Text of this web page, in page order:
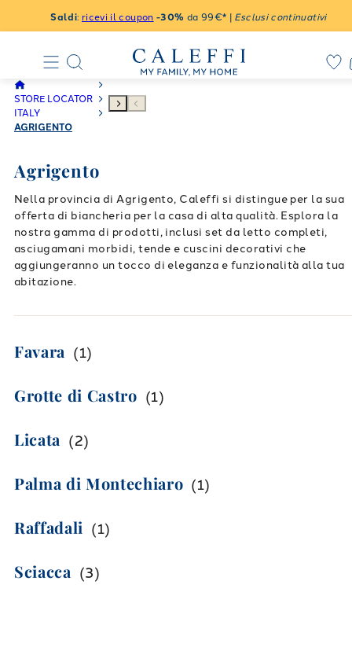
Saldi: ricevi il coupon -30% da 99€* | Esclusi continuativi
STORE LOCATOR
ITALY
AGRIGENTO
Agrigento
Nella provincia di Agrigento, Caleffi si distingue per la sua
offerta di biancheria per la casa di alta qualità. Esplora la
nostra gamma di prodotti, inclusi set da letto completi,
asciugamani morbidi, tende e cuscini decorativi che
aggiungeranno un tocco di eleganza e funzionalità alla tua
abitazione.
Favara (1)
Grotte di Castro (1)
Licata (2)
Palma di Montechiaro (1)
Raffadali (1)
Sciacca (3)